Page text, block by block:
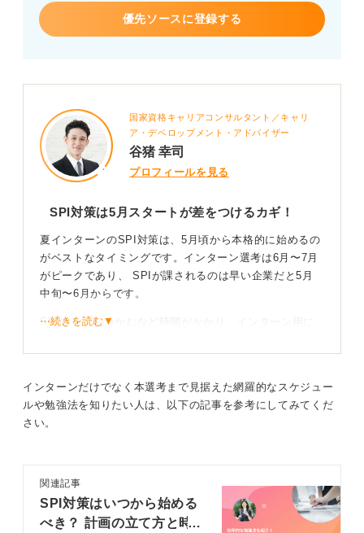
優先ソースに登録する
国家資格キャリアコンサルタント／キャリ
ア・デベロップメント・アドバイザー
谷猪 幸司
プロフィールを見る
SPI対策は5月スタートが差をつけるカギ！
夏インターンのSPI対策は、5月頃から本格的に始めるの
がベストなタイミングです。インターン選考は6月〜7月
がピークであり、 SPIが課されるのは早い企業だと5月
中旬〜6月からです。
SPIはコツをつかむなど時間がかかり、インターン用に
を始めるのが効率的です。SPIは本選考でも使いまわさ
になっていきます。
積を意識しよう
⋯続きを読む▼
インターンだけでなく本選考まで見据えた網羅的なスケジュー
ルや勉強法を知りたい人は、以下の記事を参考にしてみてくだ
さい。
関連記事
SPI対策はいつから始める
べき？ 計画の立て方と時